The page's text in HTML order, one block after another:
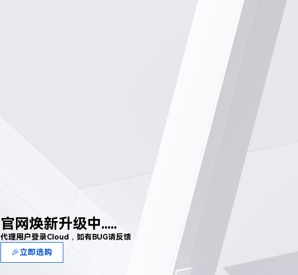
官网焕新升级中.....
代理用户登录Cloud，如有BUG请反馈
🎉立即选购